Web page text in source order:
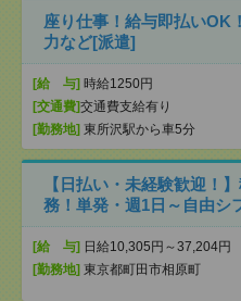
座り仕事！給与即払いOK
力など[派遣]
[給 与] 時給1250円
[交通費]交通費支給有り
[勤務地] 東所沢駅から車5分
【日払い・未経験歓迎！
務！単発・週1日～自由シ
[給 与] 日給10,305円～37,204円
[勤務地] 東京都町田市相原町